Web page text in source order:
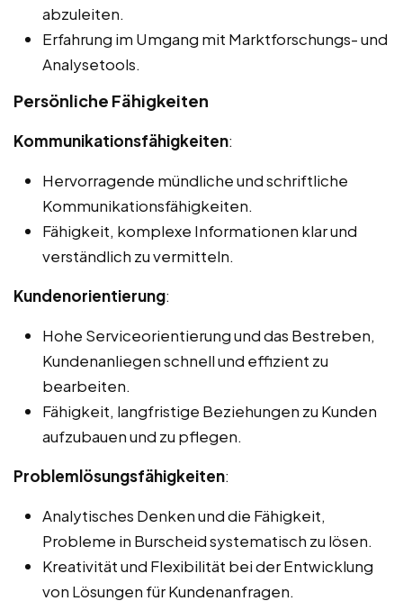
abzuleiten.
Erfahrung im Umgang mit Marktforschungs- und
Analysetools.
Persönliche Fähigkeiten
Kommunikationsfähigkeiten:
Hervorragende mündliche und schriftliche
Kommunikationsfähigkeiten.
Fähigkeit, komplexe Informationen klar und
verständlich zu vermitteln.
Kundenorientierung:
Hohe Serviceorientierung und das Bestreben,
Kundenanliegen schnell und effizient zu
bearbeiten.
Fähigkeit, langfristige Beziehungen zu Kunden
aufzubauen und zu pflegen.
Problemlösungsfähigkeiten:
Analytisches Denken und die Fähigkeit,
Probleme in Burscheid systematisch zu lösen.
Kreativität und Flexibilität bei der Entwicklung
von Lösungen für Kundenanfragen.